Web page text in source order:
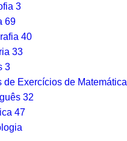
3
69
40
33
3
de Exercícios de Matemática
32
47